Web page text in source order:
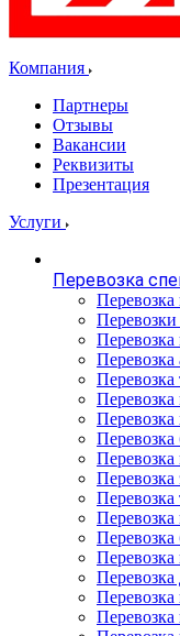
Компания
Партнеры
Отзывы
Вакансии
Реквизиты
Презентация
Услуги
Перевозка
Перевозка
Перевозка
Перевозка
Перевозка
Перевозка
Перевозка
Перевозка
Перевозка
Перевозка
Перевозка
Перевозка